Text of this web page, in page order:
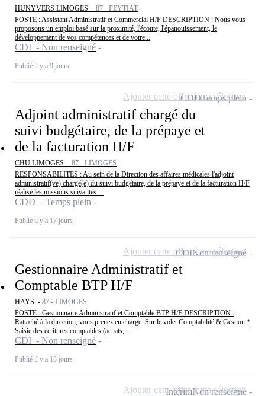
HUNYVERS LIMOGES - 87 - FEYTIAT
POSTE : Assistant Administratif et Commercial H/F DESCRIPTION : Nous vous
proposons un emploi basé sur la proximité, l'écoute, l'épanouissement, le
développement de vos compétences et de votre...
CDI - Non renseigné
Publié il y a 9 jours
Adjoint administratif chargé du
suivi budgétaire, de la prépaye et
de la facturation H/F
CHU LIMOGES - 87 - LIMOGES
RESPONSABILITÉS : Au sein de la Direction des affaires médicales l'adjoint
administratif(ve) chargé(e) du suivi budgétaire, de la prépaye et de la facturation H/F
réalise les missions suivantes ...
CDD - Temps plein
Publié il y a 17 jours
CDDTemps plein
Ajouter cette offre à ma sélection
Gestionnaire Administratif et
Comptable BTP H/F
HAYS - 87 - LIMOGES
POSTE : Gestionnaire Administratif et Comptable BTP H/F DESCRIPTION :
Rattaché à la direction, vous prenez en charge :Sur le volet Comptabilité & Gestion *
Saisie des écritures comptables (achats,...
CDI - Non renseigné
Publié il y a 18 jours
CDINon renseigné
Ajouter cette offre à ma sélection
IntérimNon renseigné
Ajouter cette offre à ma sélection